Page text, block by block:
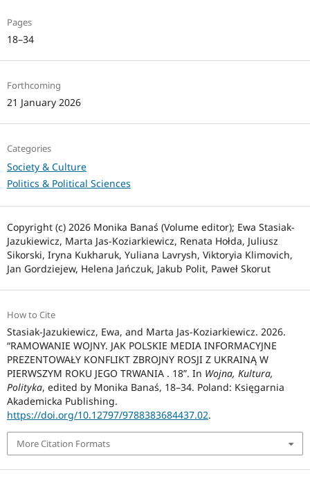
Pages
18–34
Forthcoming
21 January 2026
Categories
Society & Culture
Politics & Political Sciences
Copyright (c) 2026 Monika Banaś (Volume editor); Ewa Stasiak-
Jazukiewicz, Marta Jas-Koziarkiewicz, Renata Hołda, Juliusz
Sikorski, Iryna Kukharuk, Yuliana Lavrysh, Viktoryia Klimovich,
Jan Gordziejew, Helena Jańczuk, Jakub Polit, Paweł Skorut
How to Cite
Stasiak-Jazukiewicz, Ewa, and Marta Jas-Koziarkiewicz. 2026.
“RAMOWANIE WOJNY. JAK POLSKIE MEDIA INFORMACYJNE
PREZENTOWAŁY KONFLIKT ZBROJNY ROSJI Z UKRAINĄ W
PIERWSZYM ROKU JEGO TRWANIA . 18”. In Wojna, Kultura,
Polityka, edited by Monika Banaś, 18–34. Poland: Księgarnia
Akademicka Publishing.
https://doi.org/10.12797/9788383684437.02.
More Citation Formats